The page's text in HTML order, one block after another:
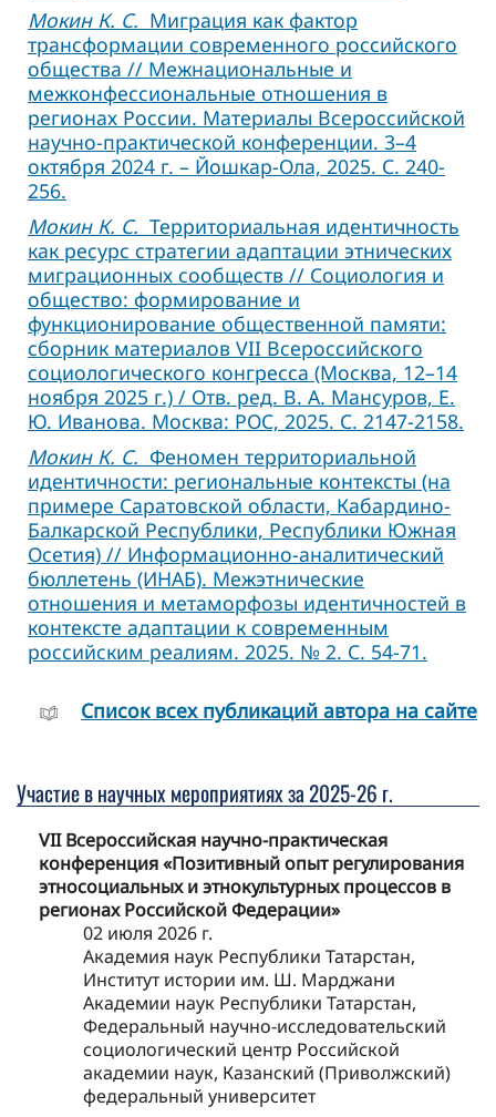
Мокин К. С. Миграция как фактор
трансформации современного российского
общества // Межнациональные и
межконфессиональные отношения в
регионах России. Материалы Всероссийской
научно-практической конференции. 3–4
октября 2024 г. – Йошкар-Ола, 2025. С. 240-
256.
Мокин К. С. Территориальная идентичность
как ресурс стратегии адаптации этнических
миграционных сообществ // Социология и
общество: формирование и
функционирование общественной памяти:
сборник материалов VII Всероссийского
социологического конгресса (Москва, 12–14
ноября 2025 г.) / Отв. ред. В. А. Мансуров, Е.
Ю. Иванова. Москва: РОС, 2025. С. 2147-2158.
Мокин К. С. Феномен территориальной
идентичности: региональные контексты (на
примере Саратовской области, Кабардино-
Балкарской Республики, Республики Южная
Осетия) // Информационно-аналитический
бюллетень (ИНАБ). Межэтнические
отношения и метаморфозы идентичностей в
контексте адаптации к современным
российским реалиям. 2025. № 2. С. 54-71.
Cписок всех публикаций автора на сайте
Участие в научных мероприятиях за 2025-26 г.
VII Всероссийская научно-практическая
конференция «Позитивный опыт регулирования
этносоциальных и этнокультурных процессов в
регионах Российской Федерации»
02 июля 2026 г.
Академия наук Республики Татарстан,
Институт истории им. Ш. Марджани
Академии наук Республики Татарстан,
Федеральный научно-исследовательский
социологический центр Российской
академии наук, Казанский (Приволжский)
федеральный университет